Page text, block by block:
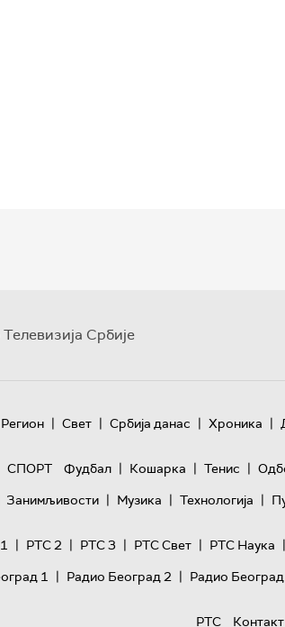
Србије
Регион | Свет | Србија данас | Хроника |
СПОРТ
Фудбал | Кошарка | Тенис |
Занимљивости | Музика | Технологијa |
| РТС 2 | РТС 3 | РТС Свет | РТС Наука |
1 | Радио Београд 2 | Радио
РТС
Контакт